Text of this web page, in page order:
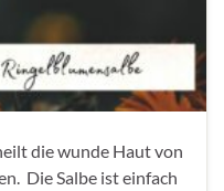
die wunde Haut von
Die Salbe ist einfach